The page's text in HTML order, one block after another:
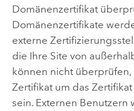
Domänenzertifikat
Domänenzertifikate
externe
die Ihre Site von
können nicht
Zertifikat um das
sein. Externen Benutzern